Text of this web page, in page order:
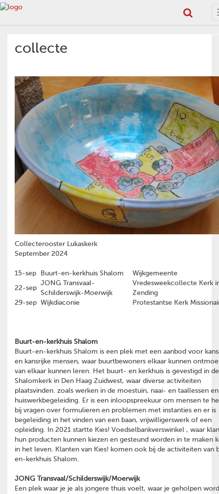
collecte
Collecterooster Lukaskerk
September 2024
15-sep Buurt-en-kerkhuis Shalom Wijkgemeente
22-sep
JONG Transvaal-
Schilderswijk-Moerwijk
Vredesweekcollecte Kerk
Zending
29-sep Wijkdiaconie Protestantse Kerk
Buurt-en-kerkhuis Shalom
Buurt-en-kerkhuis Shalom is een plek met een aanbod voor
en kansrijke mensen, waar buurtbewoners elkaar kunnen
van elkaar kunnen leren. Het buurt- en kerkhuis is gevestigd in de
Shalomkerk in Den Haag Zuidwest, waar diverse activiteiten
plaatsvinden. zoals werken in de moestuin, naai- en taallessen en
huiswerkbegeleiding. Er is een inloopspreekuur om mensen te
bij vragen over formulieren en problemen met instanties en er is
begeleiding in het vinden van een baan, vrijwilligerswerk of een
opleiding. In 2021 startte Kies! Voedselbankverswinkel , waar
hun producten kunnen kiezen en gesteund worden in te maken
in het leven. Klanten van Kies! komen ook bij de activiteiten van
en-kerkhuis Shalom.
JONG Transvaal/Schilderswijk/Moerwijk
Een plek waar je je als jongere thuis voelt, waar je geholpen